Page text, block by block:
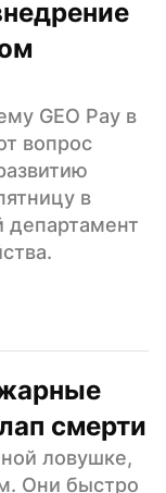
GEO Pay в
вопрос
в
департамент
смерти
ловушке,
Они быстро